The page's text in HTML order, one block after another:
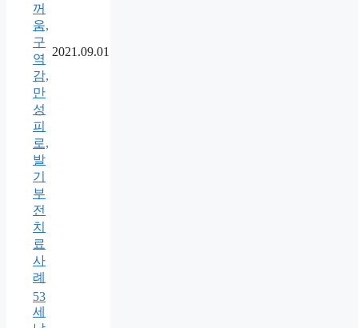
꺼
움,
구
역
감,
만
성
피
로,
발
기
부
전
치
료
사
례
2021.09.01
53
세